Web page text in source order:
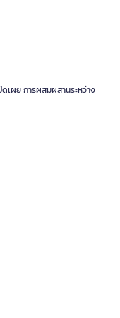
เผย การผสมผสานระหว่าง